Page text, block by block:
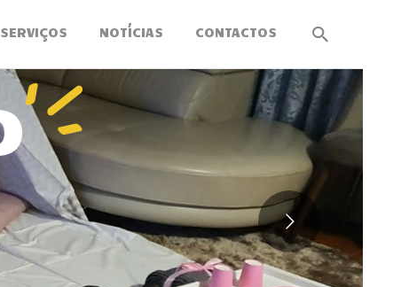
SERVIÇOS NOTÍCIAS CONTACTOS